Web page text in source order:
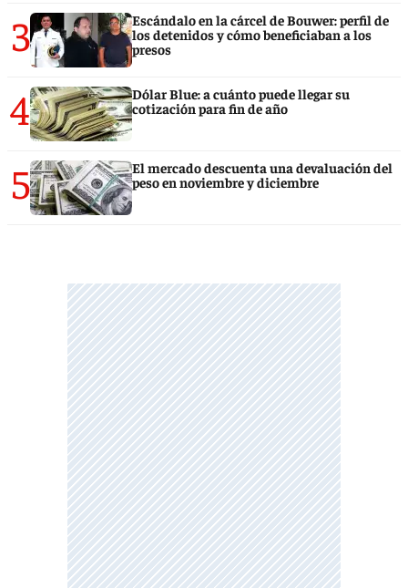
3
Escándalo en la cárcel de Bouwer: perfil de
los detenidos y cómo beneficiaban a los
presos
4
Dólar Blue: a cuánto puede llegar su
cotización para fin de año
5
El mercado descuenta una devaluación del
peso en noviembre y diciembre